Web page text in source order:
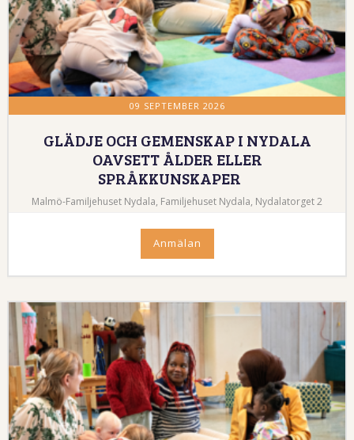
09 SEPTEMBER 2026
GLÄDJE OCH GEMENSKAP I NYDALA
OAVSETT ÅLDER ELLER
SPRÅKKUNSKAPER
Malmö-Familjehuset Nydala, Familjehuset Nydala, Nydalatorget 2
Anmälan